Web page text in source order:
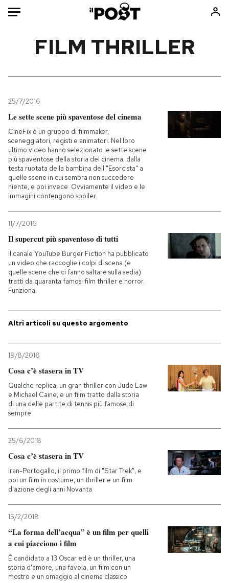
Mondo
Politica
Tecnologia
Internet
Scienza
Cultura
Economia
Consumismi
Ok Boomer!
Media
Altrecose
PODCAST
NEWSLETTER
SHOP
CALENDARIO
AREA PERSONALE
Entra
FILM THRILLER
25/7/2016
Le sette scene più spaventose del cinema
CineFix è un gruppo di filmmaker,
sceneggiatori, registi e animatori. Nel loro
ultimo video hanno selezionato le sette scene
più spaventose della storia del cinema, dalla
testa ruotata della bambina dell'"Esorcista" a
quelle scene in cui sembra non succedere
niente, e poi invece. Ovviamente il video e le
immagini contengono spoiler.
11/7/2016
Il supercut più spaventoso di tutti
Il canale YouTube Burger Fiction ha pubblicato
un video che raccoglie i colpi di scena (e
quelle scene che ci fanno saltare sulla sedia)
tratti da quaranta famosi film thriller e horror.
Funziona.
Altri articoli su questo argomento
19/8/2018
Cosa c’è stasera in TV
Qualche replica, un gran thriller con Jude Law
e Michael Caine, e un film tratto dalla storia
di una delle partite di tennis più famose di
sempre
25/6/2018
Cosa c’è stasera in TV
Iran-Portogallo, il primo film di "Star Trek", e
poi un film in costume, un thriller e un film
d'azione degli anni Novanta
15/2/2018
“La forma dell’acqua” è un film per quelli
a cui piacciono i film
È candidato a 13 Oscar ed è un thriller, una
storia d'amore, una favola, un film con un
mostro e un omaggio al cinema classico